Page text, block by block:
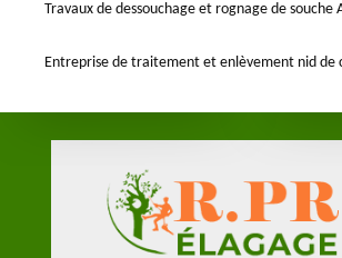
Travaux de dessouchage et rognage de souche
Entreprise de traitement et enlèvement nid de